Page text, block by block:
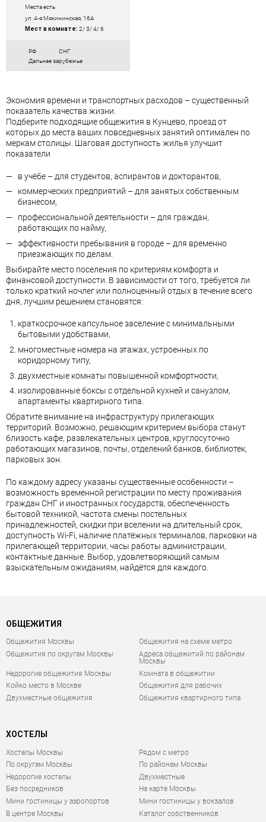
Места есть
ул. 4-я Мякининская, 16А
Мест в комнате: 2/ 3/ 4/ 6
РФ
СНГ
Дальнее зарубежье
Экономия времени и транспортных расходов – существенный
показатель качества жизни.
Подберите подходящие общежития в Кунцево, проезд от
которых до места ваших повседневных занятий оптимален по
меркам столицы. Шаговая доступность жилья улучшит
показатели
в учёбе – для студентов, аспирантов и докторантов,
коммерческих предприятий – для занятых собственным
бизнесом,
профессиональной деятельности – для граждан,
работающих по найму,
эффективности пребывания в городе – для временно
приезжающих по делам.
Выбирайте место поселения по критериям комфорта и
финансовой доступности. В зависимости от того, требуется ли
только краткий ночлег или полноценный отдых в течение всего
дня, лучшим решением становятся:
краткосрочное капсульное заселение с минимальными
бытовыми удобствами,
многоместные номера на этажах, устроенных по
коридорному типу,
двухместные комнаты повышенной комфортности,
изолированные боксы с отдельной кухней и санузлом,
апартаменты квартирного типа.
Обратите внимание на инфраструктуру прилегающих
территорий. Возможно, решающим критерием выбора станут
близость кафе, развлекательных центров, круглосуточно
работающих магазинов, почты, отделений банков, библиотек,
парковых зон.
По каждому адресу указаны существенные особенности –
возможность временной регистрации по месту проживания
граждан СНГ и иностранных государств, обеспеченность
бытовой техникой, частота смены постельных
принадлежностей, скидки при вселении на длительный срок,
доступность Wi-Fi, наличие платёжных терминалов, парковки на
прилегающей территории, часы работы администрации,
контактные данные. Выбор, удовлетворяющий самым
взыскательным ожиданиям, найдётся для каждого.
ОБЩЕЖИТИЯ
Общежития Москвы
Общежития на схеме метро
Общежития по округам Москвы
Адреса общежитий по районам
Москвы
Недорогие общежития Москвы
Комната в общежитии
Койко место в Москве
Общежития для рабочих
Двухместные общежития
Общежития квартирного типа
ХОСТЕЛЫ
Хостелы Москвы
По округам Москвы
Недорогие хостелы
Без посредников
Мини гостиницы у аэропортов
В центре Москвы
Рядом с метро
По районам Москвы
Двухместные
На карте Москвы
Мини гостиницы у вокзалов
Каталог собственников